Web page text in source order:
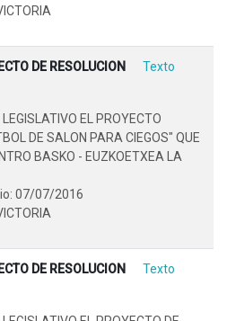
DE RESOLUCION
Texto
EL PROYECTO
DE SALON PARA CIEGOS" QUE
BASKO - EUZKOETXEA LA
07/07/2016
DE RESOLUCION
Texto